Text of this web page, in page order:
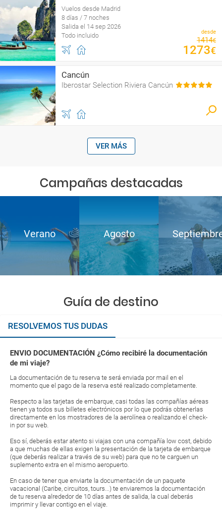
Vuelos desde Madrid
8 días / 7 noches
Salida el 14 sep 2026
Todo incluido
desde
1414€
1273€
Cancún
Iberostar Selection Riviera Cancún
VER MÁS
Campañas destacadas
Verano Agosto
Guía de destino
RESOLVEMOS TUS DUDAS
ENVIO DOCUMENTACIÓN ¿Cómo recibiré la documentación
de mi viaje?
La documentación de tu reserva te será enviada por mail en el
momento que el pago de la reserva esté realizado completamente.
Respecto a las tarjetas de embarque, casi todas las compañías aéreas
tienen ya todos sus billetes electrónicos por lo que podrás obtenerlas
directamente en los mostradores de la aerolínea o realizando el check-
in por su web.
Eso sí, deberás estar atento si viajas con una compañía low cost, debido
a que muchas de ellas exigen la presentación de la tarjeta de embarque
(que deberás realizar a través de su web) para que no te carguen un
suplemento extra en el mismo aeropuerto.
En caso de tener que enviarte la documentación de un paquete
vacacional (Caribe, circuitos, tours...) te enviaremos la documentación
de tu reserva alrededor de 10 días antes de salida, la cual deberás
imprimir y llevar contigo en el viaje.